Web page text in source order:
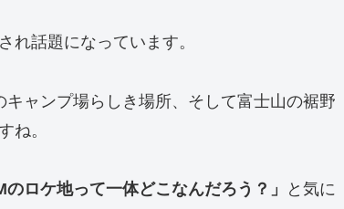
れ話題になっています。
ャンプ場らしき場所、そして富士山の裾野
ね。
のロケ地って一体どこなんだろう？」
と気に